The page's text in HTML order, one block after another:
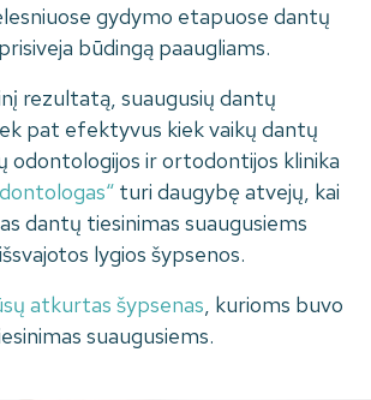
gydymo etapuose dantų
būdingą paaugliams.
rezultatą, suaugusių dantų
pat efektyvus kiek vaikų dantų
odontologijos ir ortodontijos klinika
turi daugybę atvejų, kai
dantų tiesinimas suaugusiems
lygios šypsenos.
atkurtas šypsenas, kurioms buvo
suaugusiems.